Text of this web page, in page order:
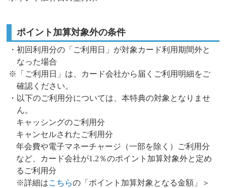
ポイント加算対象外の条件
・初回利用分の「ご利用日」が対象カード利用期間外と
なった場合
※「ご利用日」は、カード会社から届くご利用明細をご
確認ください。
・以下のご利用分については、本特典の対象となりませ
ん。
キャッシングのご利用分
キャンセルされたご利用分
年会費や電子マネーチャージ（一部を除く）ご利用分
など、カード会社が1.2％のポイント加算対象外と定め
るご利用分
※詳細はこちらの「ポイント加算対象となる金額」＞